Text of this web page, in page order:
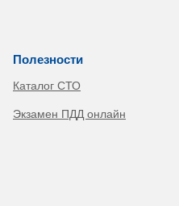
Полезности
Каталог СТО
Экзамен ПДД онлайн